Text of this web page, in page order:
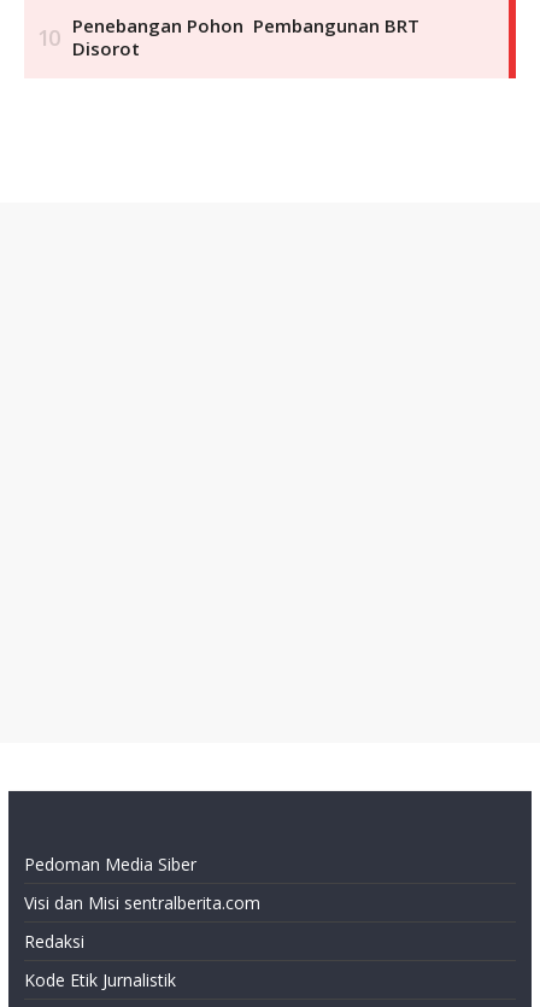
Pedoman Media Siber
Visi dan Misi sentralberita.com
Redaksi
Kode Etik Jurnalistik